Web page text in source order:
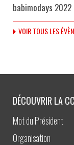
babimodays 2022
VOIR TOUS LES
DÉCOUVRIR LA
Mot du Président
Organisation